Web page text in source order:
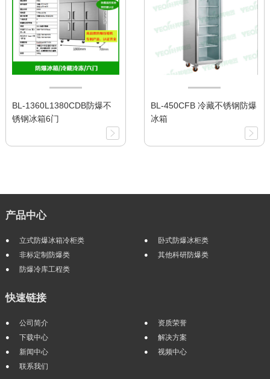
BL-1360L1380CDB防爆不
锈钢冰箱6门
BL-450CFB 冷藏不锈钢防爆
冰箱
产品中心
立式防爆冰箱冷柜类
卧式防爆冰柜类
非标定制防爆类
其他科研防爆类
防爆冷库工程类
快速链接
公司简介
资质荣誉
下载中心
解决方案
新闻中心
视频中心
联系我们